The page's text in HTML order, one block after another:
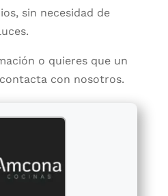
sin necesidad de
o quieres que un
con nosotros.